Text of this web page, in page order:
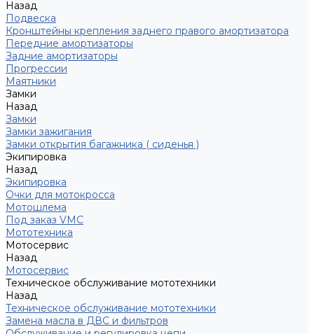
Назад
Подвеска
Кронштейны крепления заднего правого амортизатора
Передние амортизаторы
Задние амортизаторы
Прогрессии
Маятники
Замки
Назад
Замки
Замки зажигания
Замки открытия багажника ( сиденья )
Экипировка
Назад
Экипировка
Очки для мотокросса
Мотошлема
Под заказ VMC
Мототехника
Мотосервис
Назад
Мотосервис
Техническое обслуживание мототехники
Назад
Техническое обслуживание мототехники
Замена масла в ДВС и фильтров